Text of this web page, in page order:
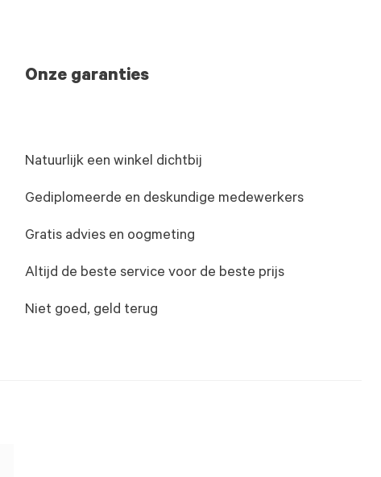
Onze garanties
Natuurlijk een winkel dichtbij
Gediplomeerde en deskundige medewerkers
Gratis advies en oogmeting
Altijd de beste service voor de beste prijs
Niet goed, geld terug